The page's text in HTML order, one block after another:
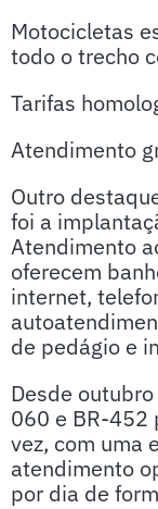
Motocicletas
todo o trecho
Tarifas
Atendimento
Outro
foi a
Atendimento
oferecem
internet,
de pedágio e
Desde
060 e BR-452
vez, com uma
atendimento
por dia de